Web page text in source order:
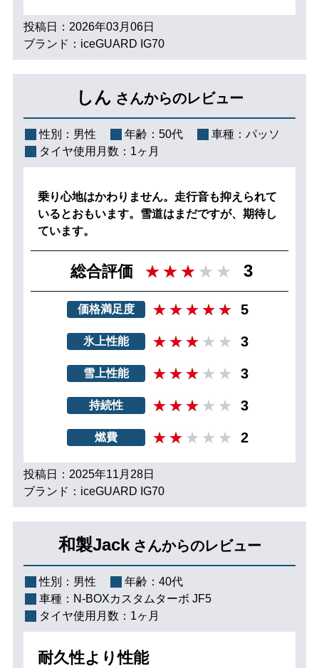
投稿日：2026年03月06日
ブランド：iceGUARD IG70
しん さんからのレビュー
性別： 男性 年齢： 50代 車種： パッソ
タイヤ使用月数： 1ヶ月
乗り心地はかわりません。走行音も抑えられて
いるとおもいます。雪道はまだですが、期待し
ています。
総合評価 3
価格満足度 5
氷上性能 3
雪上性能 3
持続性 3
燃費 2
投稿日：2025年11月28日
ブランド：iceGUARD IG70
和製Jack さんからのレビュー
性別： 男性 年齢： 40代
車種： N-BOXカスタムターボ JF5
タイヤ使用月数： 1ヶ月
耐久性より性能